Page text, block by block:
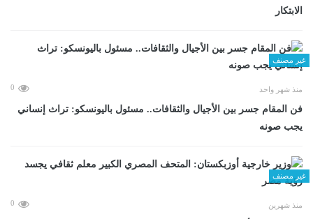
الابتكار
غير مصنف
منذ شهر واحد 0
فن المقام جسر بين الأجيال والثقافات.. مسئول باليونسكو: تراث إنساني
يجب صونه
غير مصنف
منذ شهرين 0